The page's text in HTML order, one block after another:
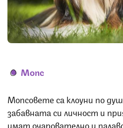
Мопс
Мопсовете са клоуни по
забавната си личност и
имат очарователно и